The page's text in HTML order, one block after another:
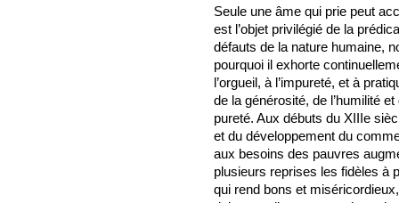
Seule une âme qui prie peut
est l’objet privilégié de la
défauts de la nature humaine,
pourquoi il exhorte
l’orgueil, à l’impureté, et à
de la générosité, de l’humilité
pureté. Aux débuts du XIIIe
et du développement du
aux besoins des pauvres
plusieurs reprises les fidèles à
qui rend bons et